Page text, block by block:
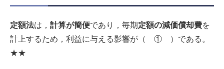
定額法は， 計算が簡便であり，毎期定額の減価償却費を
計上するため，利益に与える影響が（ ① ）である。
★★